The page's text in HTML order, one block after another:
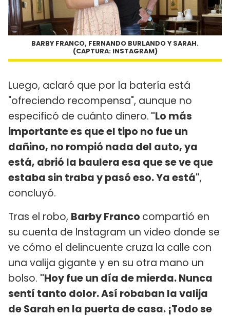
BARBY FRANCO, FERNANDO BURLANDO Y SARAH.
(CAPTURA: INSTAGRAM)
Luego, aclaró que por la batería está
"ofreciendo recompensa", aunque no
especificó de cuánto dinero. "Lo más
importante es que el tipo no fue un
dañino, no rompió nada del auto, ya
está, abrió la baulera esa que se ve que
estaba sin traba y pasó eso. Ya está",
concluyó.
Tras el robo, Barby Franco compartió en
su cuenta de Instagram un video donde se
ve cómo el delincuente cruza la calle con
una valija gigante y en su otra mano un
bolso. "Hoy fue un día de mierda. Nunca
sentí tanto dolor. Así robaban la valija
de Sarah en la puerta de casa. ¡Todo se